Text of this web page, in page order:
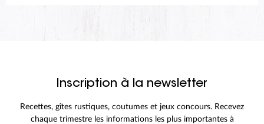
Inscription à la newsletter
Recettes, gîtes rustiques, coutumes et jeux concours. Recevez
chaque trimestre les informations les plus importantes à